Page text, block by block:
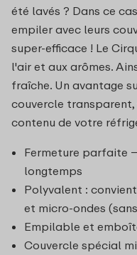
été lavés ? Dans ce
empiler avec leurs
super-efficace ! Le
l'air et aux arômes.
fraîche. Un avantage
couvercle
contenu de votre
Fermeture parfaite
longtemps
Polyvalent :
et micro-ondes
Empilable et
Couvercle spécial